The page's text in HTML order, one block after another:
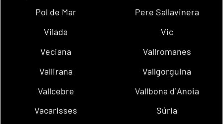
Pol de Mar
Pere Sallavinera
Vilada
Vic
Veciana
Vallromanes
Vallirana
Vallgorguina
Vallcebre
Vallbona d´Anoia
Vacarisses
Súria